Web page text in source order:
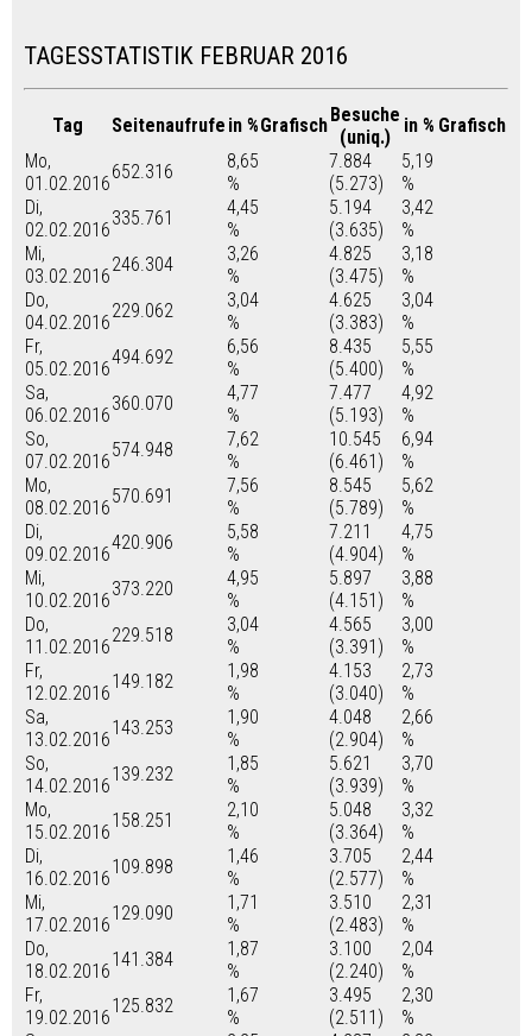
TAGESSTATISTIK FEBRUAR 2016
Tag Seitenaufrufe in %GrafischBesuche
(uniq.)
in % Grafisch
Mo,
01.02.2016
652.316
8,65
%
7.884
(5.273)
5,19
%
Di,
02.02.2016
335.761
4,45
%
5.194
(3.635)
3,42
%
Mi,
03.02.2016
246.304
3,26
%
4.825
(3.475)
3,18
%
Do,
04.02.2016
229.062
3,04
%
4.625
(3.383)
3,04
%
Fr,
05.02.2016
494.692
6,56
%
8.435
(5.400)
5,55
%
Sa,
06.02.2016
360.070
4,77
%
7.477
(5.193)
4,92
%
So,
07.02.2016
574.948
7,62
%
10.545
(6.461)
6,94
%
Mo,
08.02.2016
570.691
7,56
%
8.545
(5.789)
5,62
%
Di,
09.02.2016
420.906
5,58
%
7.211
(4.904)
4,75
%
Mi,
10.02.2016
373.220
4,95
%
5.897
(4.151)
3,88
%
Do,
11.02.2016
229.518
3,04
%
4.565
(3.391)
3,00
%
Fr,
12.02.2016
149.182
1,98
%
4.153
(3.040)
2,73
%
Sa,
13.02.2016
143.253
1,90
%
4.048
(2.904)
2,66
%
So,
14.02.2016
139.232
1,85
%
5.621
(3.939)
3,70
%
Mo,
15.02.2016
158.251
2,10
%
5.048
(3.364)
3,32
%
Di,
16.02.2016
109.898
1,46
%
3.705
(2.577)
2,44
%
Mi,
17.02.2016
129.090
1,71
%
3.510
(2.483)
2,31
%
Do,
18.02.2016
141.384
1,87
%
3.100
(2.240)
2,04
%
Fr,
19.02.2016
125.832
1,67
%
3.495
(2.511)
2,30
%